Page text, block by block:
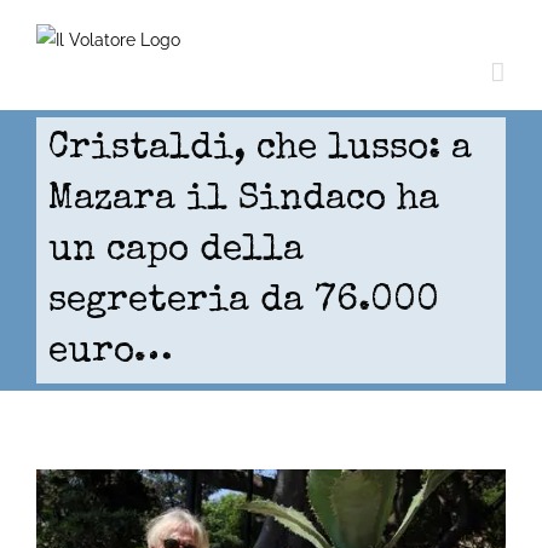
Cristaldi, che lusso: a
Mazara il Sindaco ha
un capo della
segreteria da 76.000
euro…